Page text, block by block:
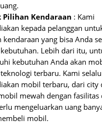
Pilihan Kendaraan : Kami
kepada pelanggan
yang bisa Anda
Lebih dari itu,
kebutuhan Anda akan
terbaru. Kami selalu
mobil terbaru, dari city
mewah dengan fasilitas
mengeluarkan uang
mobil.